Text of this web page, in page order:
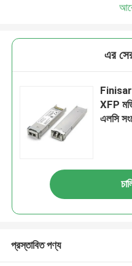
এর
XFP
এলসি
প্রস্তাবিত পণ্য